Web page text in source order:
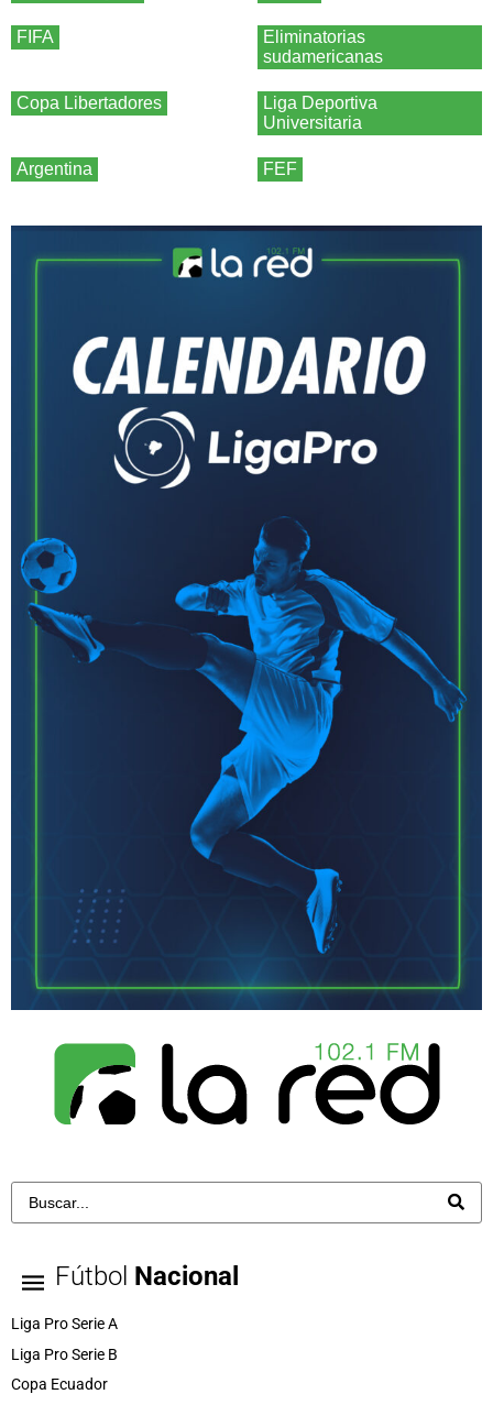
FIFA
Eliminatorias
sudamericanas
Copa Libertadores
Liga Deportiva
Universitaria
Argentina FEF
Fútbol Nacional
Liga Pro Serie A
Liga Pro Serie B
Copa Ecuador